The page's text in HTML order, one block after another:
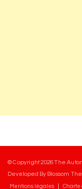
© Copyright 2026The
Developed By Blossom
Mentions légales Charte